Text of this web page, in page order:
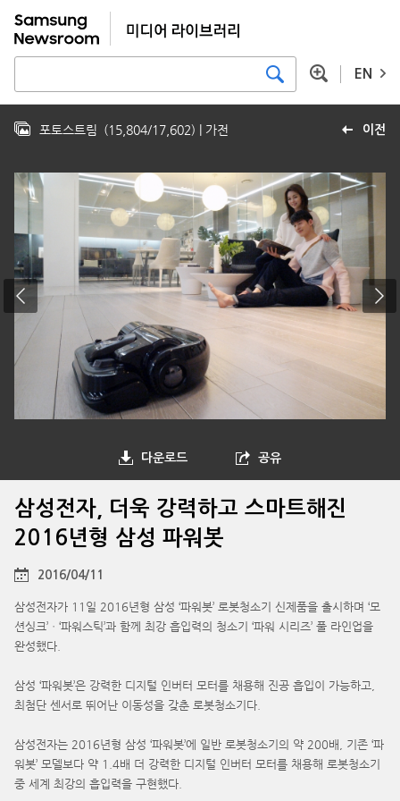
EN
이전
포토스트림 (15,804/17,602) | 가전
다운로드 공유
삼성전자, 더욱 강력하고 스마트해진
2016년형 삼성 파워봇
2016/04/11
삼성전자가 11일 2016년형 삼성 ‘파워봇’ 로봇청소기 신제품을 출시하며 ‘모
션싱크’ㆍ‘파워스틱’과 함께 최강 흡입력의 청소기 ‘파워 시리즈’ 풀 라인업을
완성했다.
삼성 ‘파워봇’은 강력한 디지털 인버터 모터를 채용해 진공 흡입이 가능하고,
최첨단 센서로 뛰어난 이동성을 갖춘 로봇청소기다.
삼성전자는 2016년형 삼성 ‘파워봇’에 일반 로봇청소기의 약 200배, 기존 ‘파
워봇’ 모델보다 약 1.4배 더 강력한 디지털 인버터 모터를 채용해 로봇청소기
중 세계 최강의 흡입력을 구현했다.